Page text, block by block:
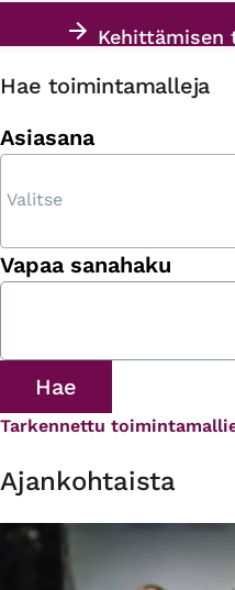
Hae toimintamalleja
Asiasana
Vapaa sanahaku
Tarkennettu
Ajankohtaista